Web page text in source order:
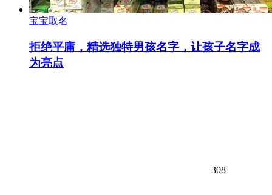
宝宝取名
拒绝平庸，精选独特男孩名字，让孩子名字成
为亮点
308